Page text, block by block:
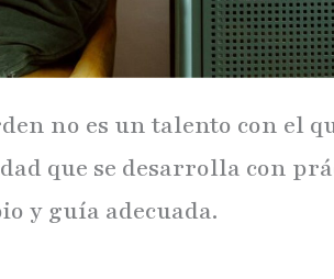
no es un talento con el
que se desarrolla con
y guía adecuada.